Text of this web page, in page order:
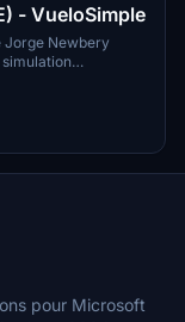
- VueloSimple
Jorge Newbery
various aircraft
real-world safety
boarding
ground
Argentinas
pour Microsoft